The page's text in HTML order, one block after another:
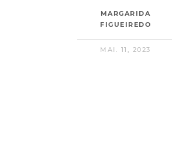
MARGARIDA
FIGUEIREDO
MAI. 11, 2023